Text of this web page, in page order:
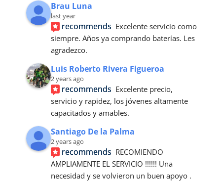
Brau Luna
last year
recommends Excelente servicio como
siempre. Años ya comprando baterías. Les
agradezco.
Luis Roberto Rivera Figueroa
2 years ago
recommends Excelente precio,
servicio y rapidez, los jóvenes altamente
capacitados y amables.
Santiago De la Palma
2 years ago
recommends RECOMIENDO
AMPLIAMENTE EL SERVICIO !!!!!! Una
necesidad y se volvieron un buen apoyo .